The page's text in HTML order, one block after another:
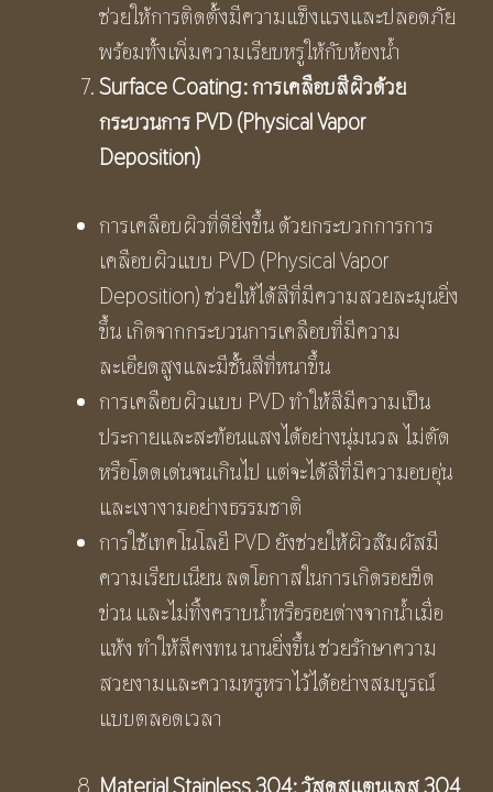
ช่วยให้การติดตั้งมีความแข็งแรงและปลอดภัย
พร้อมทั้งเพิ่มความเรียบหรูให้กับห้องน้ำ
Surface Coating:การเคลือบสีผิวด้วย
กระบวนการPVD (Physical Vapor
Deposition)
การเคลือบผิวที่ดียิ่งขึ้น ด้วยกระบวกการการ
เคลือบผิวแบบ PVD (Physical Vapor
Deposition) ช่วยให้ได้สีที่มีความสวยละมุนยิ่ง
ขึ้น เกิดจากกระบวนการเคลือบที่มีความ
ละเอียดสูงและมีชั้นสีที่หนาขึ้น
การเคลือบผิวแบบ PVD ทำให้สีมีความเป็น
ประกายและสะท้อนแสงได้อย่างนุ่มนวล ไม่ตัด
หรือโดดเด่นจนเกินไป แต่จะได้สีที่มีความอบอุ่น
และเงางามอย่างธรรมชาติ
การใช้เทคโนโลยี PVD ยังช่วยให้ผิวสัมผัสมี
ความเรียบเนียน ลดโอกาสในการเกิดรอยขีด
ข่วน และไม่ทิ้งคราบน้ำหรือรอยด่างจากน้ำเมื่อ
แห้ง ทำให้สีคงทน นานยิ่งขึ้น ช่วยรักษาความ
สวยงามและความหรูหราไว้ได้อย่างสมบูรณ์
แบบตลอดเวลา